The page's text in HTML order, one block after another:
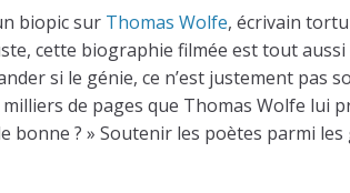
biopic sur Thomas Wolfe, écrivain
cette biographie filmée est tout
si le génie, ce n’est justement pas
de pages que Thomas Wolfe lui
bonne ? » Soutenir les poètes parmi